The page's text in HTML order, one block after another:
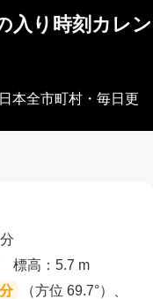
入り時刻カレン
本全市町村・毎日更
標高：5.7 m
（方位 69.7°）、